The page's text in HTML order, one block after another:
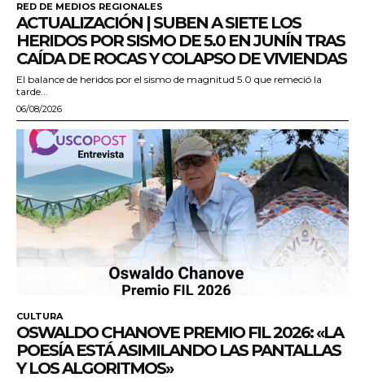
RED DE MEDIOS REGIONALES
ACTUALIZACIÓN | SUBEN A SIETE LOS
HERIDOS POR SISMO DE 5.0 EN JUNÍN TRAS
CAÍDA DE ROCAS Y COLAPSO DE VIVIENDAS
El balance de heridos por el sismo de magnitud 5.0 que remeció la
tarde...
06/08/2026
CULTURA
OSWALDO CHANOVE PREMIO FIL 2026: «LA
POESÍA ESTÁ ASIMILANDO LAS PANTALLAS
Y LOS ALGORITMOS»